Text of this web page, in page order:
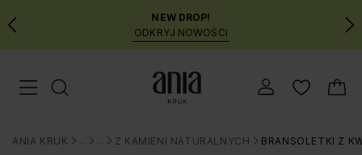
Przejdź
do
FILTRÓW
NEW DROP!
ODKRYJ NOWOŚCI
Menu mobilne
ANIA KRUK
>
BIŻUTERIA
>
BRANSOLETKI
>
Z KAMIENI NATURALNYCH
>
BRANSOLETKI Z